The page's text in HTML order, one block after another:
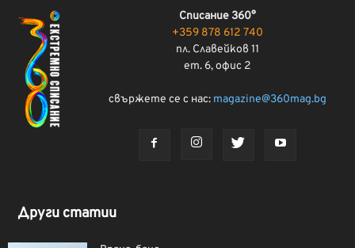
Списание 360°
+359 878 612 740
пл. Славейков 11
ет. 6, офис 2
свържете се с нас: magazine@360mag.bg
Други статии